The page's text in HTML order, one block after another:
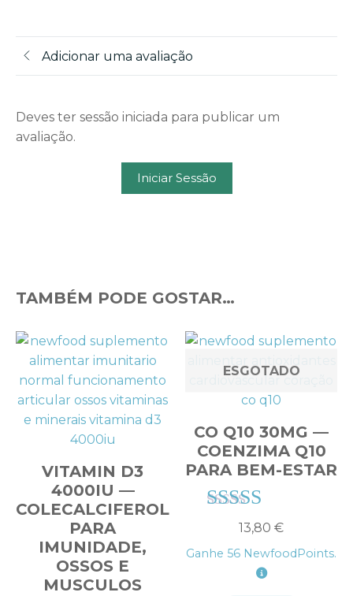
Adicionar uma avaliação
Deves ter sessão iniciada para publicar um
avaliação.
Iniciar Sessão
TAMBÉM PODE GOSTAR…
VITAMIN D3
4000IU —
COLECALCIFEROL
PARA
IMUNIDADE,
OSSOS E
MUSCULOS
ESGOTADO
CO Q10 30MG —
COENZIMA Q10
PARA BEM-ESTAR
Avaliação
4.57
de 5
13,80 €
Ganhe 56 NewfoodPoints.